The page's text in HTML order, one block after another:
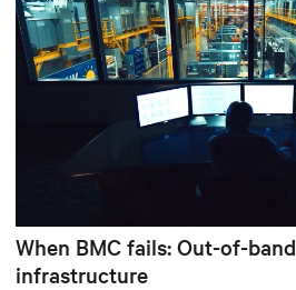
When BMC fails: Out-of-
infrastructure